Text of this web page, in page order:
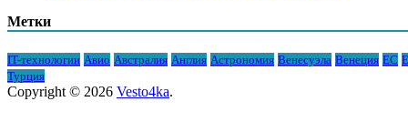
Метки
IT-технологии Авио Австралия Англия Астрономия Венесуэла Венеция ЕС
Турция
Copyright © 2026 Vesto4ka.